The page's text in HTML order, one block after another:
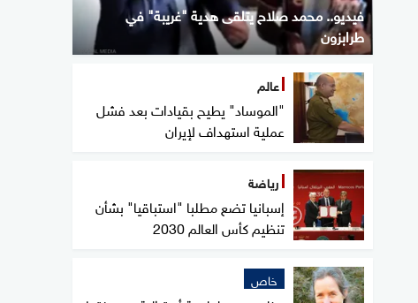
فيديو.. محمد صلاح يتلقى هدية "غريبة" في
طرابزون
عالم
"الموساد" يطيح بقيادات بعد فشل
عملية استهداف لإيران
رياضة
إسبانيا تضع مطلبا "استباقيا" بشأن
تنظيم كأس العالم 2030
خاص